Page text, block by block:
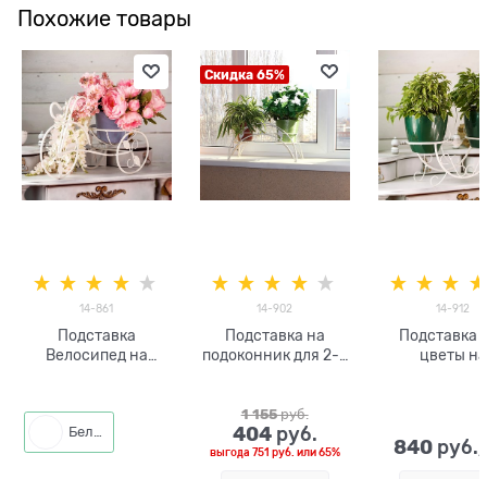
Похожие товары
14-861
Подставка
Велосипед на
Белый
Скидка 65%
14-902
Подставка на
подоконник для 2-х
1 155 руб.
404 руб.
выгода 751 руб. или65%
14-912
Подставка
цветы на
840